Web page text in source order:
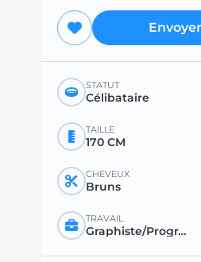
STATUT
Célibataire
TAILLE
170 CM
CHEVEUX
Bruns
TRAVAIL
Graphiste/Programmeur/Webmaster